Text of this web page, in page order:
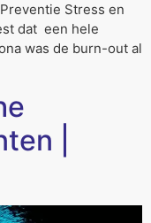
Stress en
dat een hele
was de burn-out al
|